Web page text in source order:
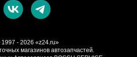
- 2026 «z24.ru»
магазинов автозапчастей.